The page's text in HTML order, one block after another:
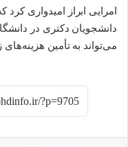
امرایی ابراز امیدواری کرد
دانشجویان دکتری در
می‌تواند به تأمین